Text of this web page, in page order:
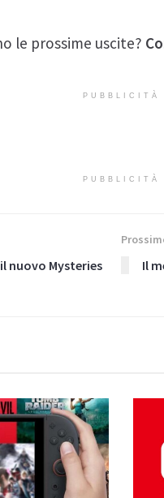
le prossime uscite?
PUBBLICITÀ
PUBBLICITÀ
nuovo Mysteries
Il